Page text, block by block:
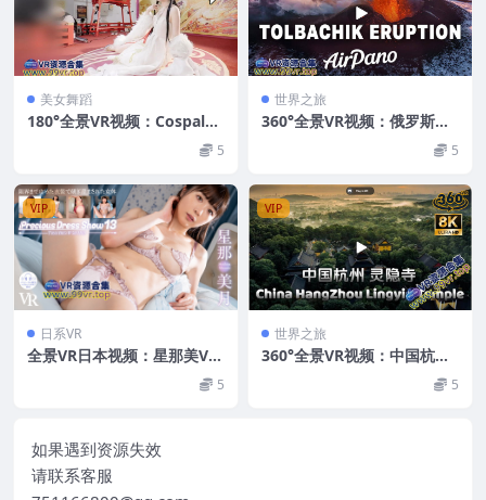
美女舞蹈
180°全景VR视频：CospalyV
R 逆水寒展台day1 仙气飘飘
的coser美女 角色扮演 超清8
K 0520-06
5
世界之旅
360°全景VR视频：俄罗斯堪
察加半岛普洛斯基-托尔巴奇
克火山喷发VR全景 超清8K 0
715-06
5
VIP
日系VR
全景VR日本视频：星那美VR
番号PDS013 可爱性感写真V 5
VIP
世界之旅
360°全景VR视频：中国杭州
灵隐寺VR ちゅうごくこうし
ゅうれいいんじvert중국항주
5
如果遇到资源失效
请联系客服